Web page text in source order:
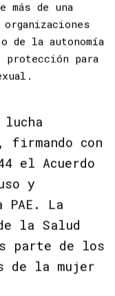
que mantuvo
de una
organizaciones
de la autonomía
para
lucha
con
el Acuerdo
y
La
la Salud
parte de los
de la mujer